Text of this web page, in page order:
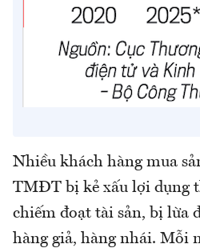
Nhiều khách hàng mua
TMĐT bị kẻ xấu lợi dụng
chiếm đoạt tài sản, bị lừa
hàng giả, hàng nhái. Mỗi